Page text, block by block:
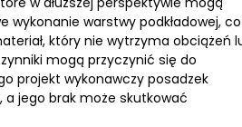
wykonanie warstwy podkładowej, co
który nie wytrzyma obciążeń
mogą przyczynić się do
projekt wykonawczy posadzek
jego brak może skutkować